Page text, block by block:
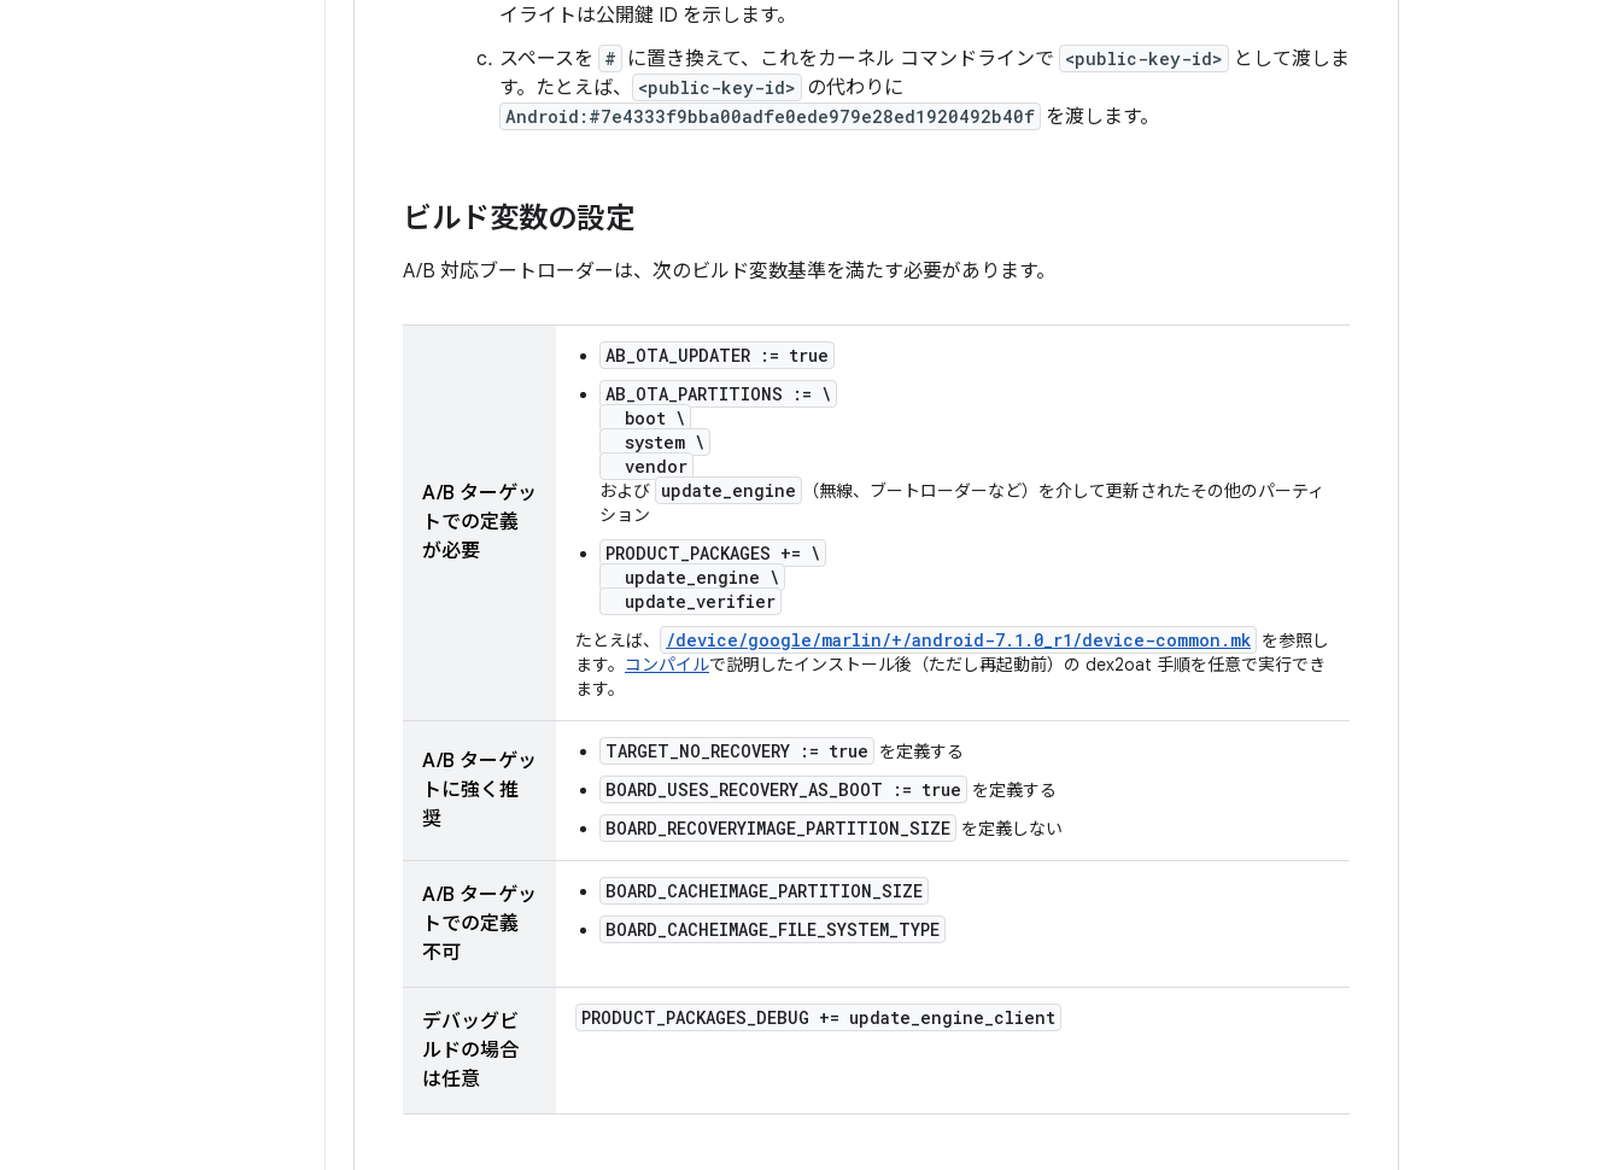
イライトは公開鍵 ID を示します。
スペースを
# に置き換えて、これをカーネル コマンドラインで <public-key-id>
として渡しま
す。たとえば、
<public-key-id> の代わりに
Android:#7e4333f9bba00adfe0ede979e28ed1920492b40f を渡します。
ビルド変数の設定
A/B 対応ブートローダーは、次のビルド変数基準を満たす必要があります。
A/B ターゲッ
トでの定義
が必要
AB_OTA_UPDATER := true
AB_OTA_PARTITIONS := \
boot \
system \
vendor
および update_engine
（無線、ブートローダーなど）を介して更新されたその他のパーティ
ション
PRODUCT_PACKAGES += \
update_engine \
update_verifier
たとえば、 /device/google/marlin/+/android-7. 1 . 0_r1 /device-common . mk を参照し
ます。 コンパイルで説明したインストール後（ただし再起動前）の dex2oat 手順を任意で実行でき
ます。
A/B ターゲッ
トに強く推
奨
TARGET_NO_RECOVERY := true を定義する
BOARD_USES_RECOVERY_AS_BOOT := true を定義する
BOARD_RECOVERYIMAGE_PARTITION_SIZE を定義しない
A/B ターゲッ
トでの定義
不可
BOARD_CACHEIMAGE_PARTITION_SIZE
BOARD_CACHEIMAGE_FILE_SYSTEM_TYPE
デバッグビ
ルドの場合
は任意
PRODUCT_PACKAGES_DEBUG += update_engine_client